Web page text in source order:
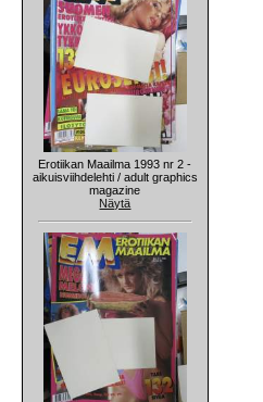
Erotiikan Maailma 1993 nr 2 -
aikuisviihdelehti / adult graphics
magazine
Näytä